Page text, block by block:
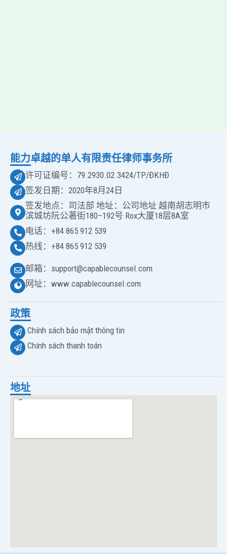
能力卓越的单人有限责任律师事务所
许可证编号：79.2930.02.3424/TP/ĐKHĐ
签发日期：2020年8月24日
签发地点：司法部 地址：公司地址 越南胡志明市
滨城坊阮公著街180–192号 Rox大厦18层8A室
电话：+84 865 912 539
热线：+84 865 912 539
邮箱：support@capablecounsel.com
网址：www.capablecounsel.com
政策
Chính sách bảo mật thông tin
Chính sách thanh toán
地址